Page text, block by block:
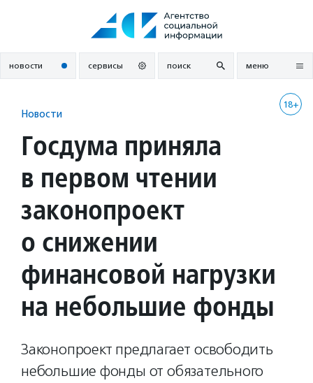
новости сервисы поиск меню
18+
Новости
Госдума приняла
в первом чтении
законопроект
о снижении
финансовой нагрузки
на небольшие фонды
Законопроект предлагает освободить
небольшие фонды от обязательного